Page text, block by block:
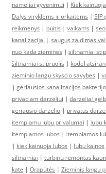
nameliai gyvenimui | Kiek
Dalys viryklėms ir orkaitėms | SIP
reikmenys | buitis | vaikams |
kanalizacijai | saugus zaidimas
nuo kada ziemines | siltnamiai
šiltnamiai stipruolis | kodel
zieminio langu skyscio savybes |
| geriausios kanalizacijos
privaciam darzeliui | darzeliai
geriausio darzelio | privatus
itempiamu lubu privalumai | lubu
itempiamos lubos | itempiamos
| kiek kainuoja lubos | lubu kainos
siltnamiai | turbinu remontas
kate | Orapūtės | Zieminis langu